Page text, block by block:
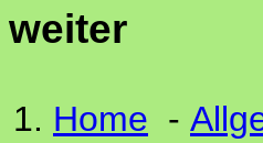
weiter
Home -